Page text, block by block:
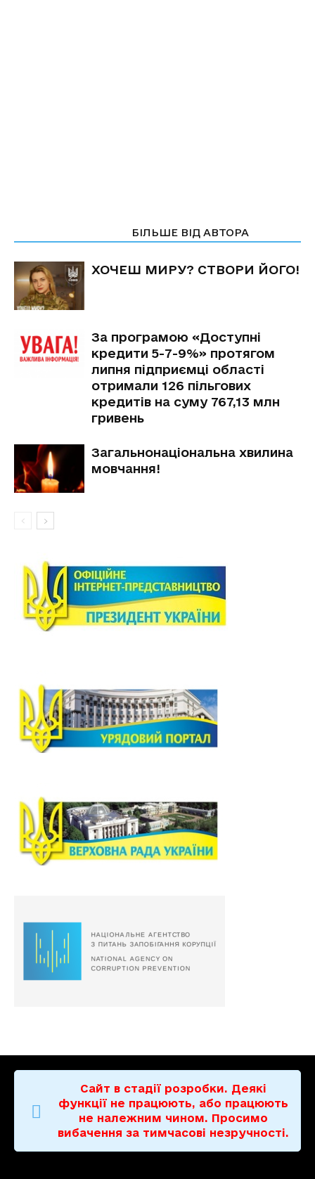
БІЛЬШЕ ВІД АВТОРА
ХОЧЕШ МИРУ? СТВОРИ ЙОГО!
За програмою «Доступні
кредити 5-7-9%» протягом
липня підприємці області
отримали 126 пільгових
кредитів на суму 767,13 млн
гривень
Загальнонаціональна хвилина
мовчання!
Сайт в стадії розробки. Деякі
функції не працюють, або працюють
не належним чином. Просимо
вибачення за тимчасові незручності.